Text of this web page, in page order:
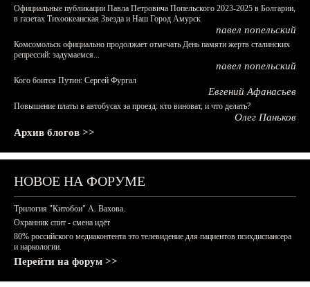
Официальные публикации Павла Петровича Попельского 2023-2025 в Болгарии,
в газетах Тихоокеанская Звезда и Наш Город Амурск
павел попельский
Комсомольск официально продолжает отмечать День памяти жертв сталинских
репрессий: задумаемся...
павел попельский
Кого боится Путин: Сергей Фургал
Евгений Афанасьев
Повышение платы в автобусах за проезд: кто виноват, и что делать?
Олег Паньков
Архив блогов >>
НОВОЕ НА ФОРУМЕ
Трилогия "Китобои" А. Вахова.
Охранник спит - смена идёт
80% российского медиаконтента это телевидение для пациентов психдиспансера
и наркологии.
Перейти на форум >>